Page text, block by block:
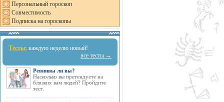
Персональный гороскоп
Совместимость
Подписка на гороскопы
Тесты: каждую неделю новый!
все тесты →
Ревнивы ли вы?
Насколько вы претендуете на
близких вам людей? Пройдите
тест.